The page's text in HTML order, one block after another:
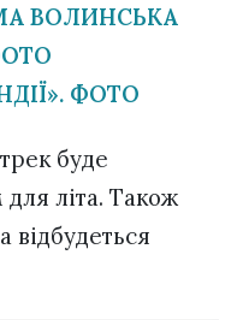
ВОЛИНСЬКА
ФОТО
буде
літа. Також
відбудеться